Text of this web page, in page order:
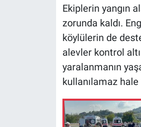
Ekiplerin yangın
zorunda kaldı.
köylülerin de
alevler kontrol
yaralanmanın
kullanılamaz